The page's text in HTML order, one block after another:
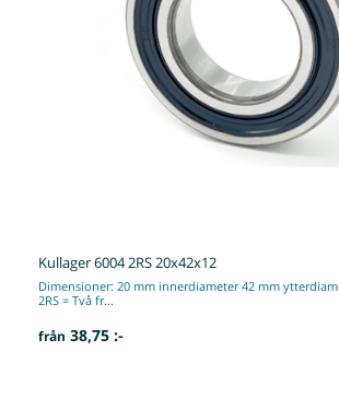
Kullager 6004 2RS 20x42x12
Dimensioner: 20 mm innerdiameter 42 mm
2RS = Två fr...
från 38,75 :-